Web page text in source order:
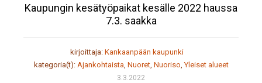
Kaupungin kesätyöpaikat kesälle 2022 haussa
7.3. saakka
kirjoittaja: Kankaanpään kaupunki
kategoria(t): Ajankohtaista, Nuoret, Nuoriso,Yleiset alueet
3.3.2022